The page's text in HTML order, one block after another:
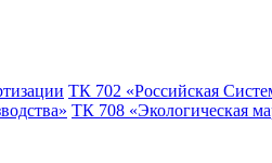
ТК 702 «Российская
ТК 708 «Экологическая